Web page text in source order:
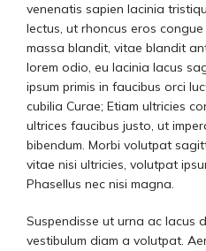
venenatis sapien lacinia
lectus, ut rhoncus eros
massa blandit, vitae blandit
lorem odio, eu lacinia lacus
ipsum primis in faucibus orci
cubilia Curae; Etiam ultricies
ultrices faucibus justo, ut
bibendum. Morbi volutpat
vitae nisi ultricies, volutpat
Phasellus nec nisi magna.
Suspendisse ut urna ac lacus
vestibulum diam a volutpat.